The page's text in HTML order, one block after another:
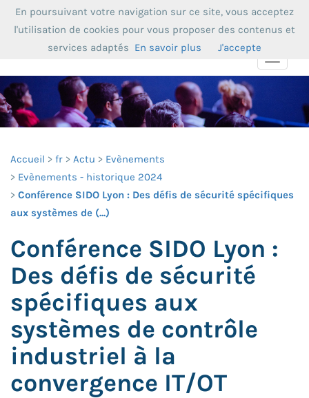
Toggle
Accueil fr Actu
Evènements
Evènements - historique 2024
Conférence SIDO Lyon : Des défis de sécurité spécifiques
aux systèmes de (...)
Conférence SIDO Lyon :
Des défis de sécurité
spécifiques aux
systèmes de contrôle
industriel à la
convergence IT/OT
En poursuivant votre navigation sur ce site, vous acceptez
l'utilisation de cookies pour vous proposer des contenus et
services adaptés En savoir plus J'accepte